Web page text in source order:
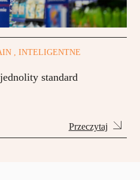
, INTELIGENTNE
standard
Przeczytaj